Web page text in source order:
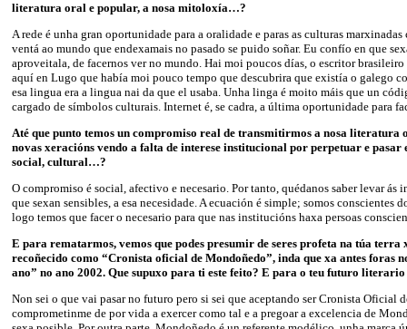
literatura oral e popular, a nosa mitoloxía…?
A rede é unha gran oportunidade para a oralidade e paras as culturas marxinadas
ventá ao mundo que endexamais no pasado se puido soñar. Eu confío en que
aproveitala, de facernos ver no mundo. Hai moi poucos días, o escritor
aquí en Lugo que había moi pouco tempo que descubrira que existía o galego
esa lingua era a lingua nai da que el usaba. Unha linga é moito máis que un
cargado de símbolos culturais. Internet é, se cadra, a última oportunidade para
Até que punto temos un compromiso real de transmitirmos a nosa literatura
novas xeracións vendo a falta de interese institucional por perpetuar e
social, cultural…?
O compromiso é social, afectivo e necesario. Por tanto, quédanos saber levar ás
que sexan sensibles, a esa necesidade. A ecuación é simple; somos conscientes
logo temos que facer o necesario para que nas institucións haxa persoas
E para rematarmos, vemos que podes presumir de seres profeta na túa terra
recoñecido como “Cronista oficial de Mondoñedo”, inda que xa antes foras
ano” no ano 2002. Que supuxo para ti este feito? E para o teu futuro
Non sei o que vai pasar no futuro pero si sei que aceptando ser Cronista Oficial
comprometinme de por vida a exercer como tal e a pregoar a excelencia de